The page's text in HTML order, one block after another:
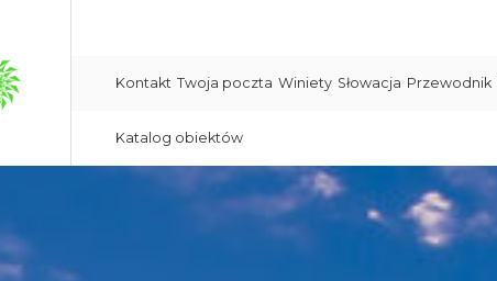
Kontakt Twoja poczta Winiety Słowacja Przewodnik
Katalog obiektów